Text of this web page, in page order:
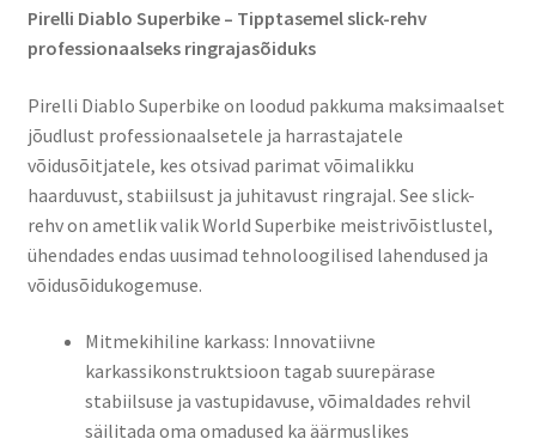
Pirelli Diablo Superbike – Tipptasemel slick-rehv
professionaalseks ringrajasõiduks​
Pirelli Diablo Superbike on loodud pakkuma maksimaalset
jõudlust professionaalsetele ja harrastajatele
võidusõitjatele, kes otsivad parimat võimalikku
haarduvust, stabiilsust ja juhitavust ringrajal. See slick-
rehv on ametlik valik World Superbike meistrivõistlustel,
ühendades endas uusimad tehnoloogilised lahendused ja
võidusõidukogemuse.​
Mitmekihiline karkass: Innovatiivne
karkassikonstruktsioon tagab suurepärase
stabiilsuse ja vastupidavuse, võimaldades rehvil
säilitada oma omadused ka äärmuslikes